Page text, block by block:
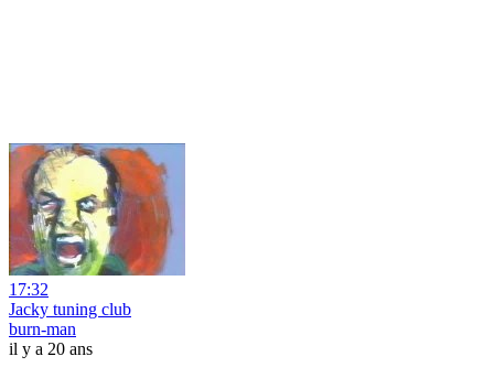
17:32
Jacky tuning club
burn-man
il y a 20 ans